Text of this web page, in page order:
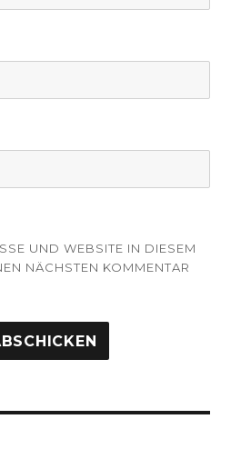
UND WEBSITE IN DIESEM
NÄCHSTEN KOMMENTAR